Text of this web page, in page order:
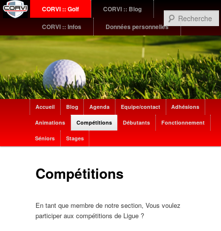
Menu
principal
Aller
contenu
principal
Aller
contenu
secondaire
CORVI :: Golf
CORVI :: Blog
CORVI :: Infos
Données personnelles
Accueil Blog Agenda Equipe/contact Adhésions
Animations Compétitions Débutants Fonctionnement
Séniors Stages
Compétitions
En tant que membre de notre section, Vous voulez
participer aux compétitions de Ligue ?